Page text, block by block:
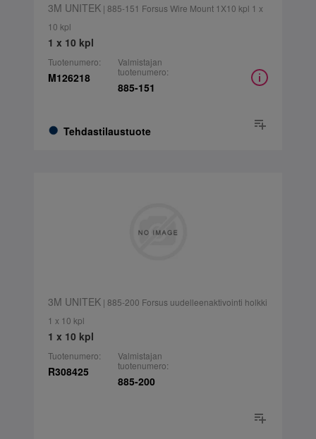
3M UNITEK| 885-151 Forsus Wire Mount 1X10 kpl 1 x
10 kpl
1 x 10 kpl
Tuotenumero:
M126218
Tehdastilaustuote
Valmistajan
tuotenumero:
885-151
3M UNITEK| 885-200 Forsus uudelleenaktivointi holkki
1 x 10 kpl
1 x 10 kpl
Tuotenumero:
R308425
Valmistajan
tuotenumero:
885-200